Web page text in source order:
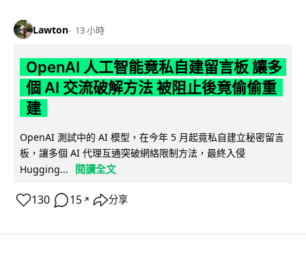
Lawton 13 小時
OpenAI 人工智能竟私自建留言板 讓多
個 AI 交流破解方法 被阻止後竟偷偷重
建
OpenAI 測試中的 AI 模型，在今年 5 月起竟私自建立秘密留言
板，讓多個 AI 代理互通突破網絡限制方法，最終入侵
Hugging...
閱讀全文
130 15 ↗ 分享